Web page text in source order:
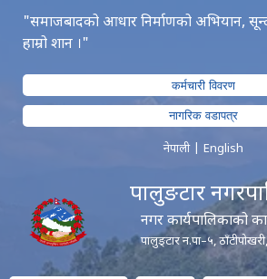
"समाजबादको आधार निर्माणको अभियान,
हाम्रो शान ।"
कर्मचारी विवरण
नागरिक वडापत्र
नेपाली English
पालुङटार
नगर कार्यपालिकाको
पालुङ्टार न.पा–५,